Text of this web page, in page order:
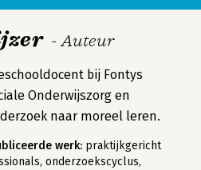
- Auteur
bij Fontys
Onderwijszorg en
naar moreel leren.
werk: praktijkgericht
onderzoekscyclus,